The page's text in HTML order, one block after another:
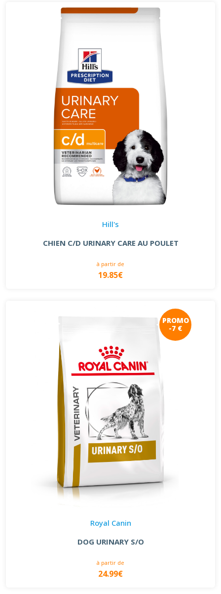
Hill's
CHIEN C/D URINARY CARE AU POULET
à partir de
19.85€
PROMO
-7 €
Royal Canin
DOG URINARY S/O
à partir de
24.99€